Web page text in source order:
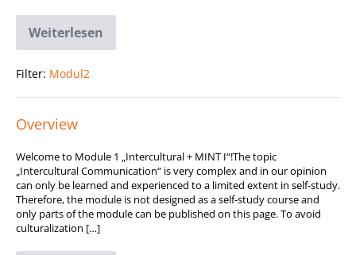
WeiterlesenInhaltsübersicht
Filter: Modul2
Overview
Welcome to Module 1 „Intercultural + MINT I“!The topic
„Intercultural Communication“ is very complex and in our opinion
can only be learned and experienced to a limited extent in self-study.
Therefore, the module is not designed as a self-study course and
only parts of the module can be published on this page. To avoid
culturalization […]